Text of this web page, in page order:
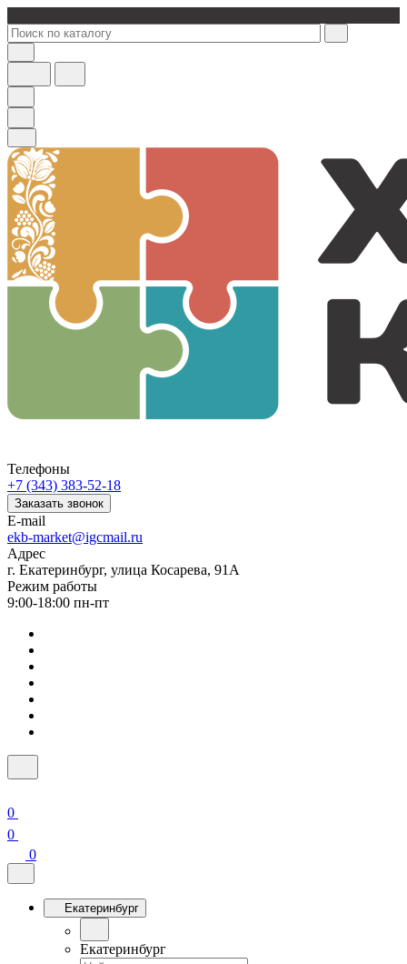
Телефоны
+7 (343) 383-52-18
Заказать звонок
E-mail
ekb-market@igcmail.ru
Адрес
г. Екатеринбург, улица Косарева, 91А
Режим работы
9:00-18:00 пн-пт
0
0
0
Екатеринбург
Екатеринбург